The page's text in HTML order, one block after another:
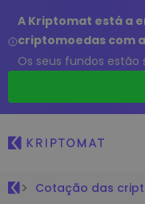
A Kriptomat está a
criptomoedas com
Os seus fundos
Cotação das